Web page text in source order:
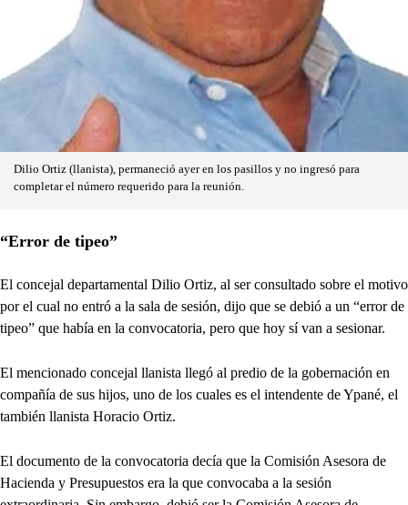
Dilio Ortiz (llanista), permaneció ayer en los pasillos y no ingresó para
completar el número requerido para la reunión.
“Error de tipeo”
El concejal departamental Dilio Ortiz, al ser consultado sobre el motivo
por el cual no entró a la sala de sesión, dijo que se debió a un “error de
tipeo” que había en la convocatoria, pero que hoy sí van a sesionar.
El mencionado concejal llanista llegó al predio de la gobernación en
compañía de sus hijos, uno de los cuales es el intendente de Ypané, el
también llanista Horacio Ortiz.
El documento de la convocatoria decía que la Comisión Asesora de
Hacienda y Presupuestos era la que convocaba a la sesión